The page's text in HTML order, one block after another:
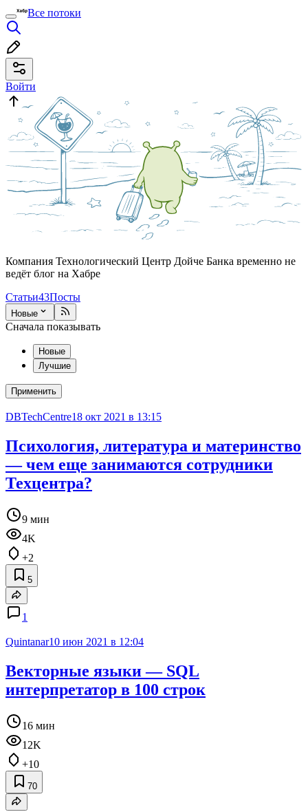
Все потоки
Войти
Компания Технологический Центр Дойче Банка временно не
ведёт блог на Хабре
Статьи43Посты
Новые
Сначала показывать
Новые
Лучшие
Применить
DBTechCentre18 окт 2021 в 13:15
Психология, литература и материнство
— чем еще занимаются сотрудники
Техцентра?
9 мин
4K
+2
5
1
Quintanar10 июн 2021 в 12:04
Векторные языки — SQL
интерпретатор в 100 строк
16 мин
12K
+10
70